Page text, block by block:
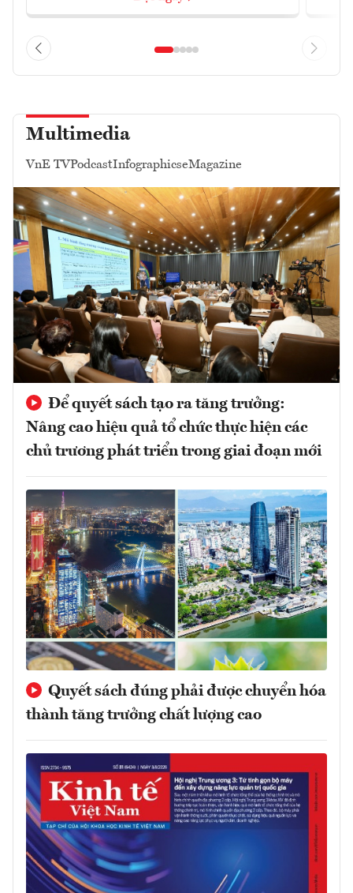
Multimedia
VnE TVPodcastInfographicseMagazine
Để quyết sách tạo ra tăng trưởng:
Nâng cao hiệu quả tổ chức thực hiện các
chủ trương phát triển trong giai đoạn mới
Quyết sách đúng phải được chuyển hóa
thành tăng trưởng chất lượng cao